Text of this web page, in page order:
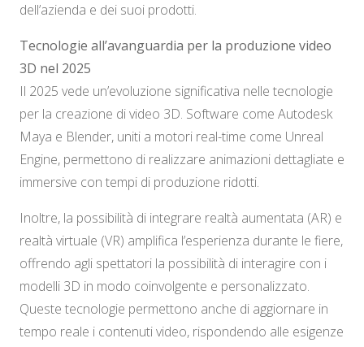
dell’azienda e dei suoi prodotti.
Tecnologie all’avanguardia per la produzione video
3D nel 2025
Il 2025 vede un’evoluzione significativa nelle tecnologie
per la creazione di video 3D. Software come Autodesk
Maya e Blender, uniti a motori real-time come Unreal
Engine, permettono di realizzare animazioni dettagliate e
immersive con tempi di produzione ridotti.
Inoltre, la possibilità di integrare realtà aumentata (AR) e
realtà virtuale (VR) amplifica l’esperienza durante le fiere,
offrendo agli spettatori la possibilità di interagire con i
modelli 3D in modo coinvolgente e personalizzato.
Queste tecnologie permettono anche di aggiornare in
tempo reale i contenuti video, rispondendo alle esigenze